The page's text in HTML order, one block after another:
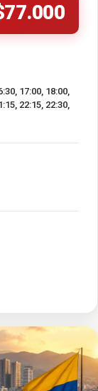
17:00, 18:00,
22:15, 22:30,